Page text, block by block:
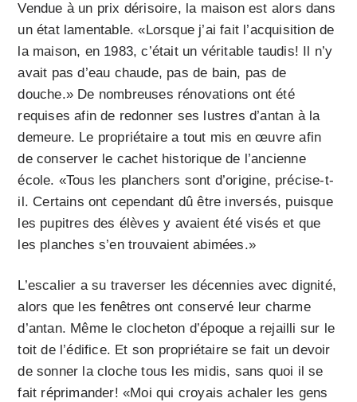
Vendue à un prix dérisoire, la maison est alors dans
un état lamentable. «Lorsque j’ai fait l’acquisition de
la maison, en 1983, c’était un véritable taudis! Il n’y
avait pas d’eau chaude, pas de bain, pas de
douche.» De nombreuses rénovations ont été
requises afin de redonner ses lustres d’antan à la
demeure. Le propriétaire a tout mis en œuvre afin
de conserver le cachet historique de l’ancienne
école. «Tous les planchers sont d’origine, précise-t-
il. Certains ont cependant dû être inversés, puisque
les pupitres des élèves y avaient été visés et que
les planches s’en trouvaient abimées.»
L’escalier a su traverser les décennies avec dignité,
alors que les fenêtres ont conservé leur charme
d’antan. Même le clocheton d’époque a rejailli sur le
toit de l’édifice. Et son propriétaire se fait un devoir
de sonner la cloche tous les midis, sans quoi il se
fait réprimander! «Moi qui croyais achaler les gens